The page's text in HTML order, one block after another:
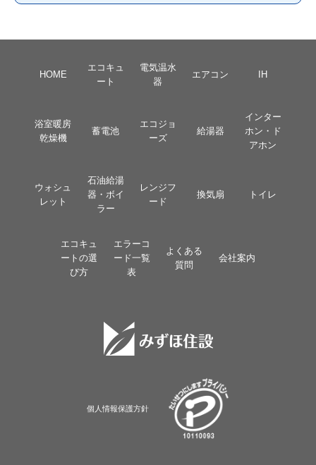
HOME
エコキュ
ート
電気温水
器
エアコン IH
浴室暖房
乾燥機
蓄電池
エコジョ
ーズ
給湯器
インター
ホン・ド
アホン
ウォシュ
レット
石油給湯
器・ボイ
ラー
レンジフ
ード
換気扇 トイレ
エコキュ
ートの選
び方
エラーコ
ード一覧
表
よくある
質問
会社案内
個人情報保護方針